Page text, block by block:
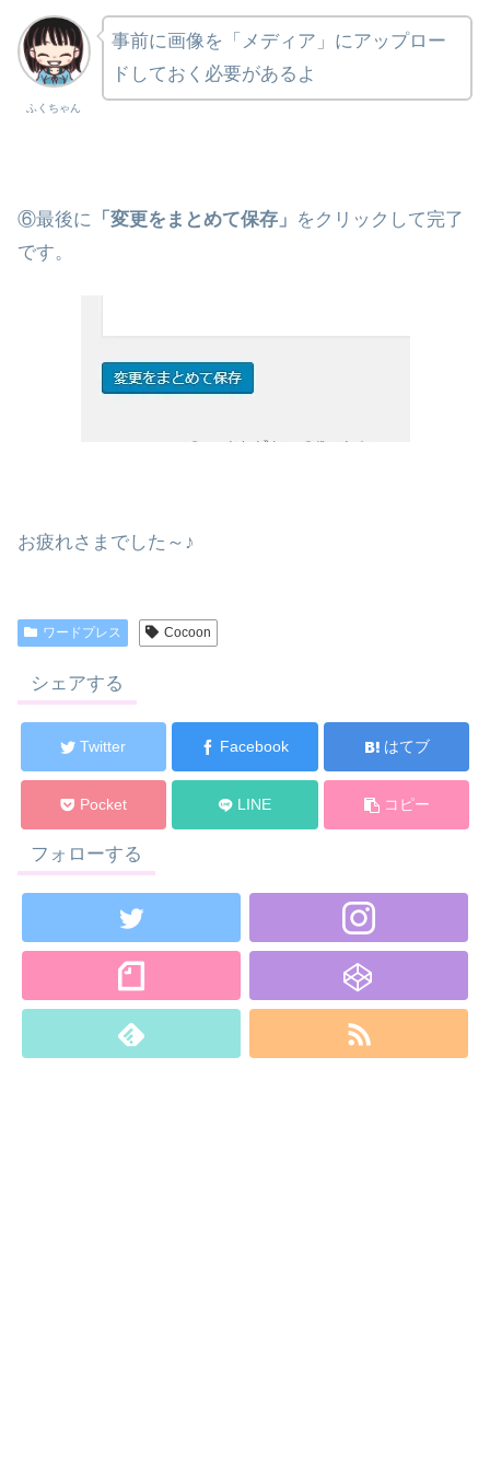
ふくちゃん
事前に画像を「メディア」にアップロー
ドしておく必要があるよ
⑥最後に 「変更をまとめて保存」 をクリックして完了
です。
お疲れさまでした～♪
ワードプレス Cocoon
シェアする
Twitter Facebook はてブ
Pocket LINE コピー
フォローする